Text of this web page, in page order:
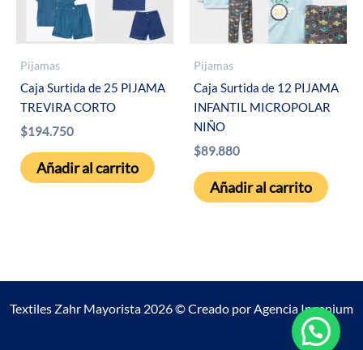
Pijamas
Caja Surtida de 25 PIJAMA
TREVIRA CORTO
$194.750
Añadir al carrito
Pijamas
Caja Surtida de 12 PIJAMA
INFANTIL MICROPOLAR
NIÑO
$89.880
Añadir al carrito
Textiles Zahr Mayorista 2026 © Creado porAgencia Ingenium